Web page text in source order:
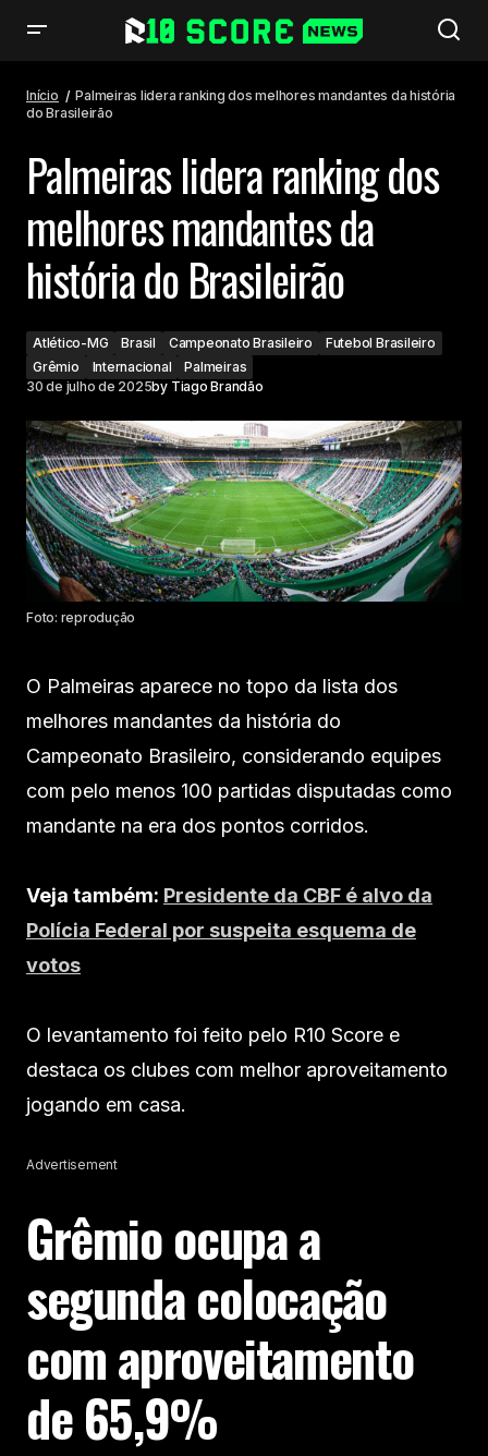
Brasileirão
Início
Palmeiras lidera ranking dos melhores mandantes da história
do Brasileirão
Palmeiras lidera ranking dos
melhores mandantes da
história do Brasileirão
Atlético-MG Brasil Campeonato Brasileiro
Futebol Brasileiro
Grêmio
Internacional
Palmeiras
30 de julho de 2025by Tiago Brandão
Foto: reprodução
O Palmeiras aparece no topo da lista dos
melhores mandantes da história do
Campeonato Brasileiro, considerando equipes
com pelo menos 100 partidas disputadas como
mandante na era dos pontos corridos.
Veja também: Presidente da CBF é alvo da
Polícia Federal por suspeita esquema de
votos
O levantamento foi feito pelo R10 Score e
destaca os clubes com melhor aproveitamento
jogando em casa.
Advertisement
Grêmio ocupa a
segunda colocação
com aproveitamento
de 65,9%